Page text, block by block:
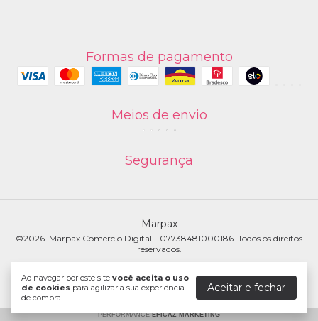
Ao navegar por este site você aceita o uso
de cookies para agilizar a sua experiência
de compra.
Aceitar e fechar
Formas de pagamento
Meios de envio
Segurança
Marpax
©2026. Marpax Comercio Digital - 07738481000186. Todos os direitos
reservados.